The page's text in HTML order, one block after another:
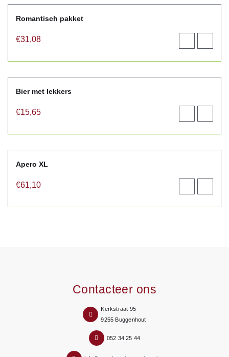
Romantisch pakket
€31,08
product
aan
winkelwagen
Bier met lekkers
€15,65
product
aan
winkelwagen
Apero XL
€61,10
product
aan
winkelwagen
Contacteer ons
Kerkstraat 95
9255 Buggenhout
052 34 25 44